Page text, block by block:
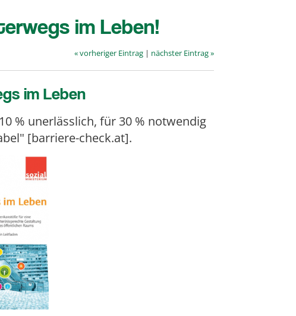
im Leben!
« vorheriger Eintrag | nächster Eintrag »
im Leben
% unerlässlich, für 30 % notwendig
[barriere-check.at].